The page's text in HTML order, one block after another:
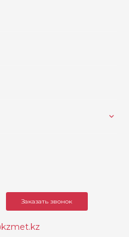
Заказать звонок